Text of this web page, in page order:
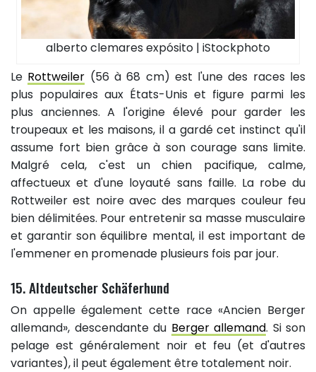
alberto clemares expósito | iStockphoto
Le Rottweiler (56 à 68 cm) est l'une des races les
plus populaires aux États-Unis et figure parmi les
plus anciennes. A l'origine élevé pour garder les
troupeaux et les maisons, il a gardé cet instinct qu'il
assume fort bien grâce à son courage sans limite.
Malgré cela, c'est un chien pacifique, calme,
affectueux et d'une loyauté sans faille. La robe du
Rottweiler est noire avec des marques couleur feu
bien délimitées. Pour entretenir sa masse musculaire
et garantir son équilibre mental, il est important de
l'emmener en promenade plusieurs fois par jour.
15. Altdeutscher Schäferhund
On appelle également cette race «Ancien Berger
allemand», descendante du Berger allemand. Si son
pelage est généralement noir et feu (et d'autres
variantes), il peut également être totalement noir.